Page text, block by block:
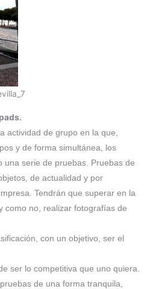
actividad de grupo en la que,
y de forma simultánea, los
una serie de pruebas. Pruebas de
de actualidad y por
Tendrán que superar en la
como no, realizar fotografías de
con un objetivo, ser el
ser lo competitiva que uno quiera.
de una forma tranquila,